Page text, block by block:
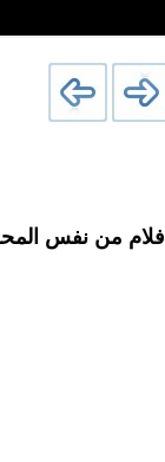
افلام من نفس